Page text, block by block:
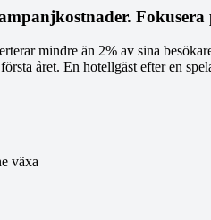
Fokusera
mindre än 2% av sina
året. En hotellgäst efter en
växa